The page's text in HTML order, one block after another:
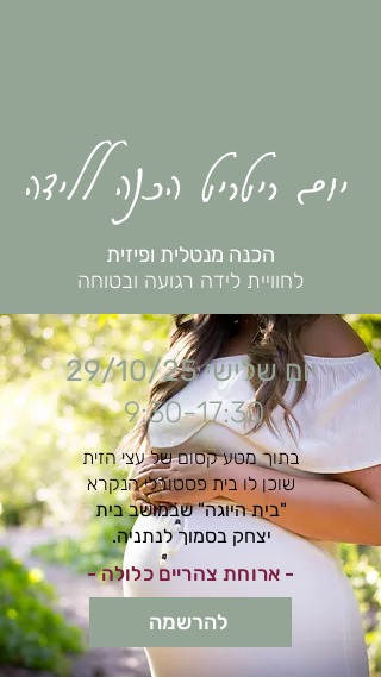
יום ריטריט הכנה ללידה
הכנה מנטלית ופיזית
לחוויית לידה רגועה ובטוחה
יום שלישי 29/10/25
9:30-17:30
בתוך מטע קסום של עצי הזית
שוכן לו בית פסטורלי הנקרא
"בית היוגה" שבמושב בית
יצחק בסמוך לנתניה.
- ארוחת צהריים כלולה -
להרשמה